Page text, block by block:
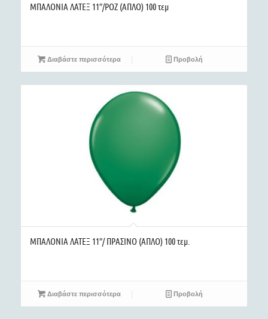
ΜΠΑΛΟΝΙΑ ΛΑΤΕΞ 11″/ΡΟΖ (ΑΠΛΟ) 100 τεμ
Διαβάστε περισσότερα Προβολή
ΜΠΑΛΟΝΙΑ ΛΑΤΕΞ 11″/ ΠΡΑΣΙΝΟ (ΑΠΛΟ) 100 τεμ.
Διαβάστε περισσότερα Προβολή